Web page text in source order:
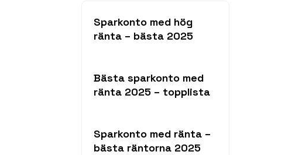
Sparkonto med hög
ränta – bästa 2025
Bästa sparkonto med
ränta 2025 – topplista
Sparkonto med ränta –
bästa räntorna 2025